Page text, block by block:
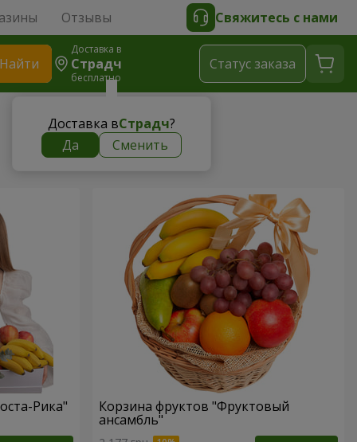
Отзывы Свяжитесь с нами
Найти
Доставка в
Страдч
бесплатно
Доставка вСтрадч?
Да
Сменить
Cтатус заказа
Рика" Корзина фруктов "Фруктовый
ансамбль"